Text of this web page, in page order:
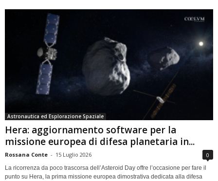
Astronautica ed Esplorazione Spaziale
Hera: aggiornamento software per la
missione europea di difesa planetaria in...
Rossana Conte - 15 Luglio 2026 0
La ricorrenza da poco trascorsa dell’Asteroid Day offre l’occasione per fare il
punto su Hera, la prima missione europea dimostrativa dedicata alla difesa